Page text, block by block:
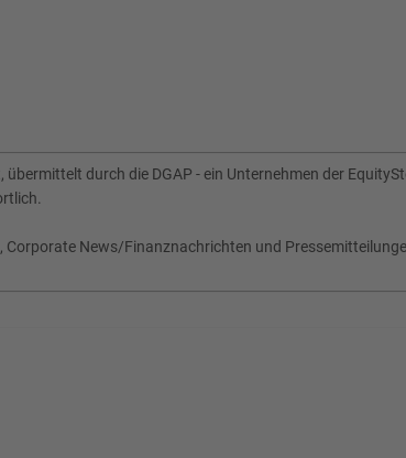
durch die DGAP - ein Unternehmen der
News/Finanznachrichten und